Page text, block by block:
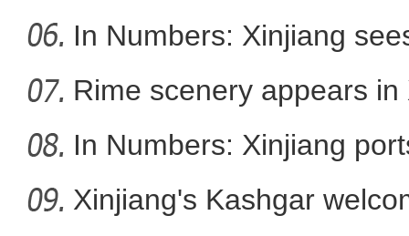
In Numbers: Xinjiang
Rime scenery appears in
In Numbers: Xinjiang
Xinjiang's Kashgar